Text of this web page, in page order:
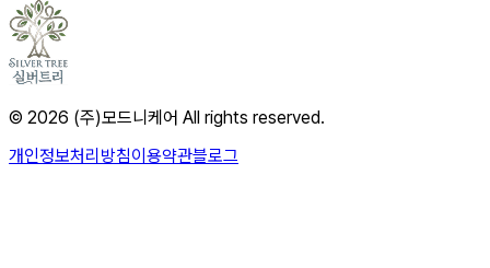
© 2026 (주)모드니케어 All rights reserved.
개인정보처리방침이용약관블로그